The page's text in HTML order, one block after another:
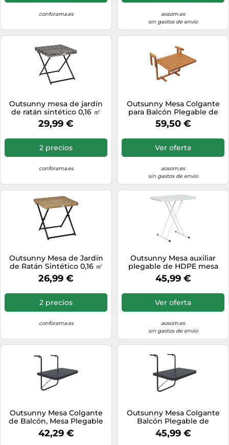
conforama.es
aosom.es
sin gastos de envío
Outsunny mesa de jardín
de ratán sintético 0,16 ㎡
mesa de terraza exterior
plegable con patas
cruzadas y marco de acero
para patio balcón gris
29,99 €
2 precios
conforama.es
Outsunny Mesa Colgante
para Balcón Plegable de
Madera con Altura Ajustable
en 4 Niveles Carga 20 kg
68x65x40,5-55 cm Natural
Aosom España
59,50 €
Ver oferta
aosom.es
sin gastos de envío
Outsunny Mesa de Jardín
de Ratán Sintético 0,16 ㎡
Mesa de Terraza Exterior
Plegable con Patas
para Patio Balcón Natural
26,99 €
2 precios
conforama.es
Outsunny Mesa auxiliar
plegable de HDPE mesa
plegable altura ajustable en
6 niveles para patios
Blanco Aosom España
45,99 €
Ver oferta
aosom.es
sin gastos de envío
Outsunny Mesa Colgante
de Balcón, Mesa Plegable
para Balcón de Aluminio
para Barandilla, con Altura
42,29 €
Outsunny Mesa Colgante
Balcón Plegable de
Aluminio 60x40x55-64 cm
con Altura Ajustable en 4
45,99 €